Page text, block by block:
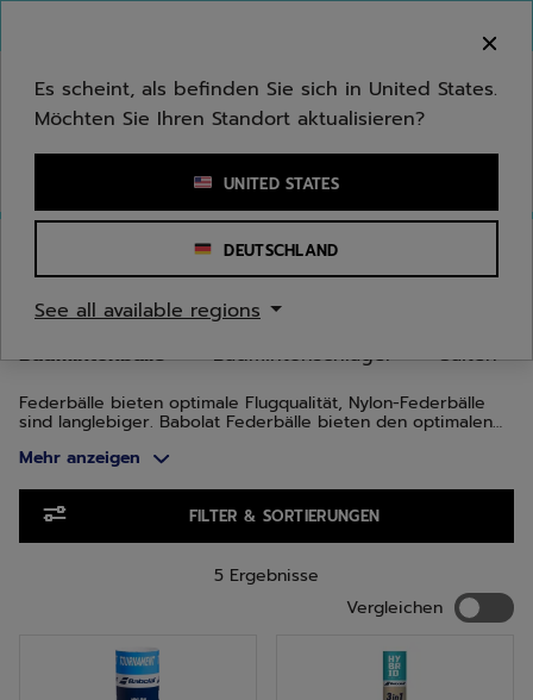
Stichwort oder Artikelnummer eingeben
Badmintonbälle
BADMINTONBÄLLE
Badmintonschläger Saiten
Badmintonbälle
Federbälle bieten optimale Flugqualität, Nylon-Federbälle
sind langlebiger. Babolat Federbälle bieten den optimalen
Mehr anzeigen
FILTER & SORTIERUNGEN
5 Ergebnisse
Vergleichen
Es scheint, als befinden Sie sich in United States.
Möchten Sie Ihren Standort aktualisieren?
UNITED STATES
DEUTSCHLAND
See all available regions